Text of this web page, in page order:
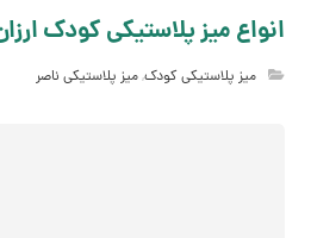
انواع میز پلاستیکی کودک
میز پلاستیکی کودک,میز پلاستیکی ناصر